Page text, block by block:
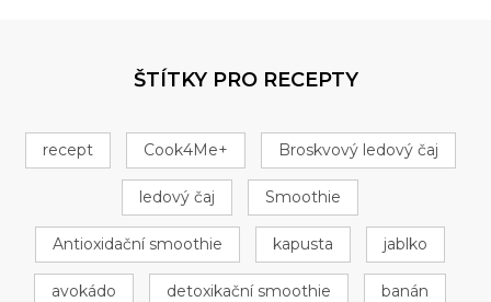
ŠTÍTKY PRO RECEPTY
recept Cook4Me+ Broskvový ledový čaj
ledový čaj Smoothie
Antioxidační smoothie kapusta jablko
avokádo detoxikační smoothie banán